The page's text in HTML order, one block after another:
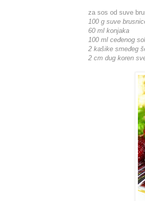
za sos od suve
100 g suve
60 ml konjaka
100 ml ceđenog
2 kašike smeđeg
2 cm dug koren